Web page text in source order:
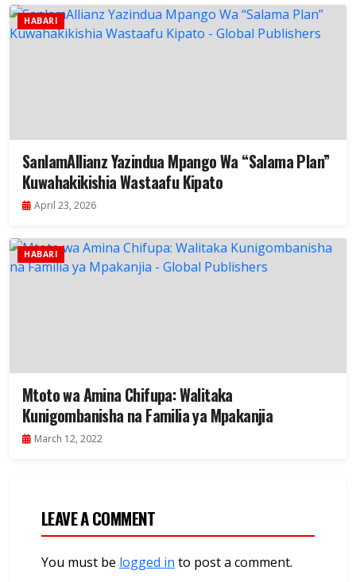
HABARI
SanlamAllianz Yazindua Mpango Wa “Salama Plan”
Kuwahakikishia Wastaafu Kipato
April 23, 2026
HABARI
Mtoto wa Amina Chifupa: Walitaka
Kunigombanisha na Familia ya Mpakanjia
March 12, 2022
LEAVE A COMMENT
You must be logged in to post a comment.